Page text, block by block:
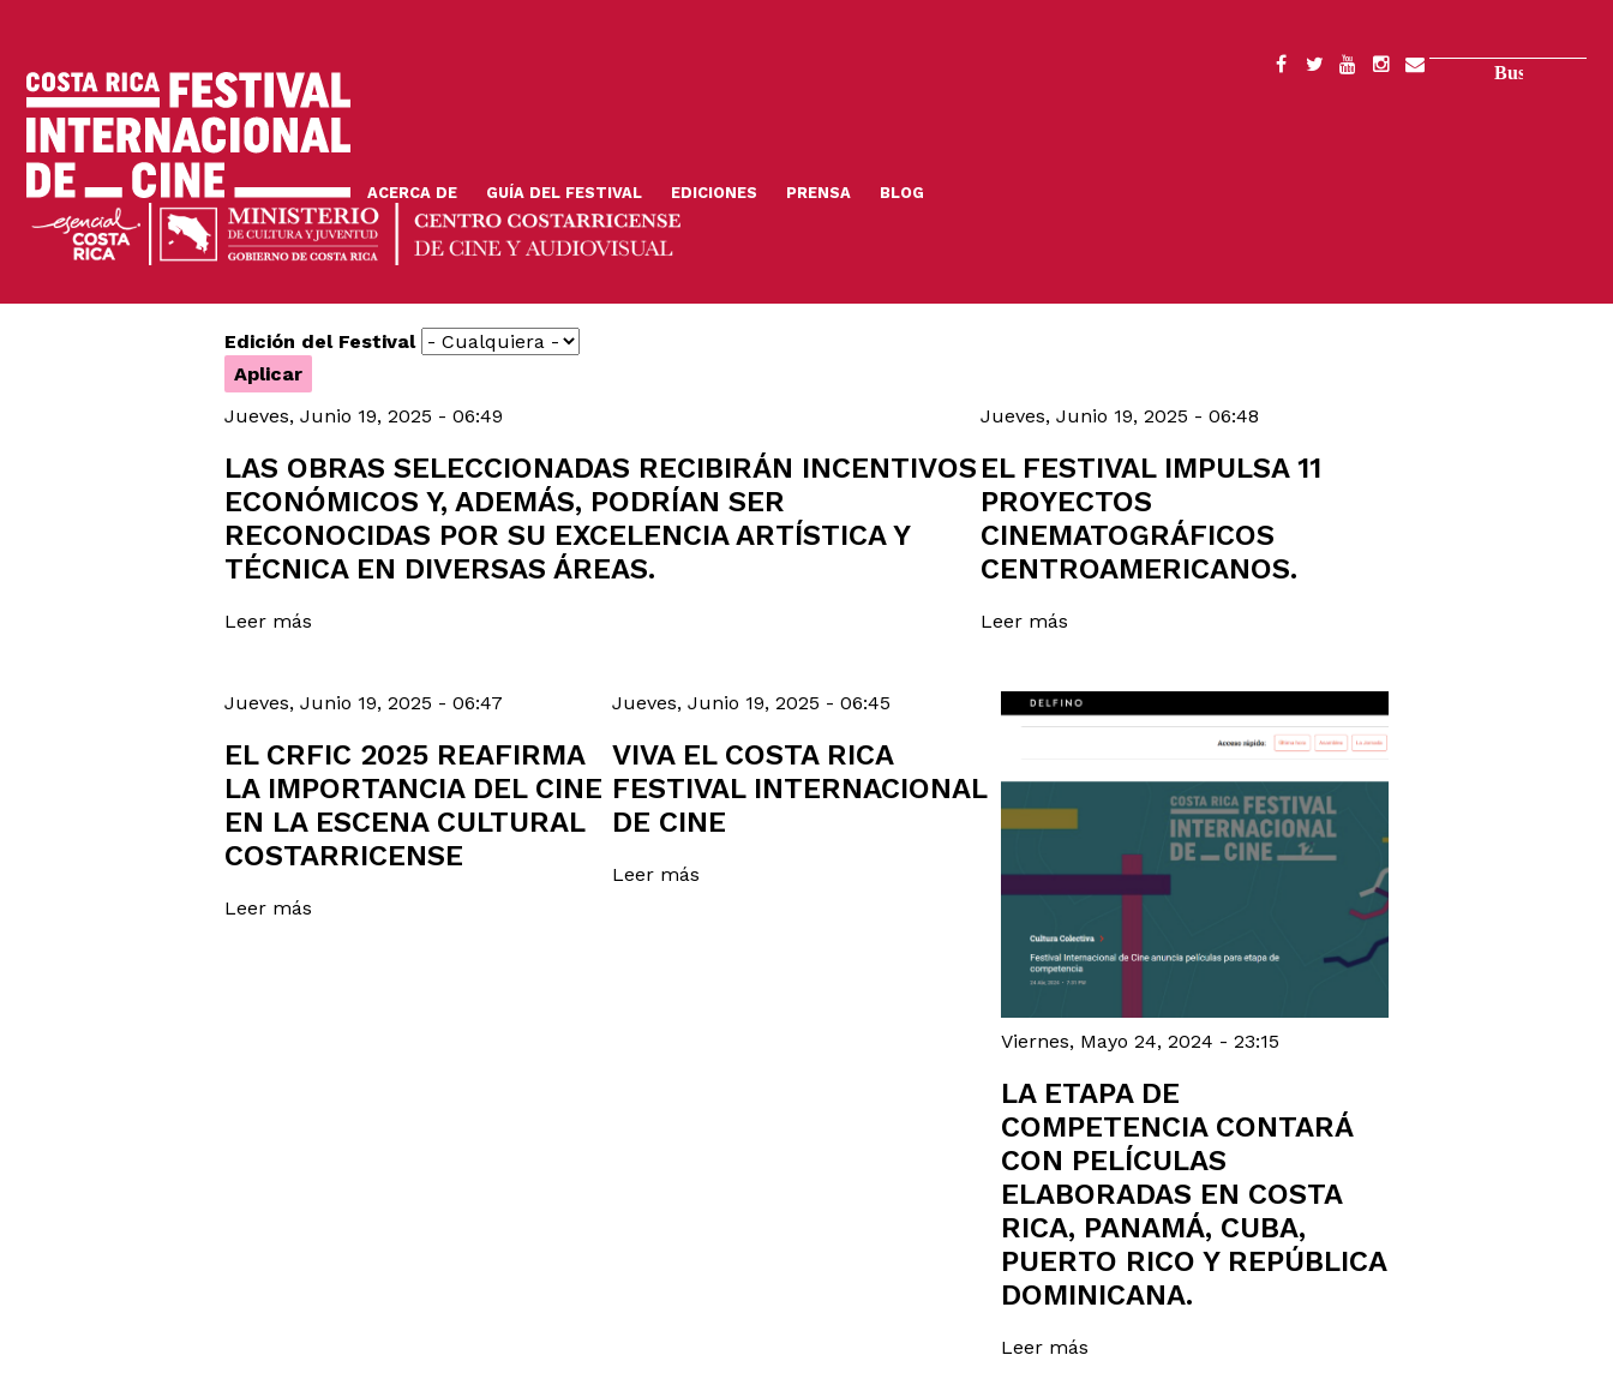
principal
SOCIAL
ACERCA DE GUÍA DEL FESTIVAL EDICIONES PRENSA BLOG
Edición del Festival
Jueves, Junio 19, 2025 - 06:49
LAS OBRAS SELECCIONADAS RECIBIRÁN INCENTIVOS
ECONÓMICOS Y, ADEMÁS, PODRÍAN SER
RECONOCIDAS POR SU EXCELENCIA ARTÍSTICA Y
TÉCNICA EN DIVERSAS ÁREAS.
Leer más
Jueves, Junio 19, 2025 - 06:48
EL FESTIVAL IMPULSA 11
PROYECTOS
CINEMATOGRÁFICOS
CENTROAMERICANOS.
Leer más
Jueves, Junio 19, 2025 - 06:47
EL CRFIC 2025 REAFIRMA
LA IMPORTANCIA DEL CINE
EN LA ESCENA CULTURAL
COSTARRICENSE
Leer más
Jueves, Junio 19, 2025 - 06:45
VIVA EL COSTA RICA
FESTIVAL INTERNACIONAL
DE CINE
Leer más
Viernes, Mayo 24, 2024 - 23:15
LA ETAPA DE
COMPETENCIA CONTARÁ
CON PELÍCULAS
ELABORADAS EN COSTA
RICA, PANAMÁ, CUBA,
PUERTO RICO Y REPÚBLICA
DOMINICANA.
Leer más